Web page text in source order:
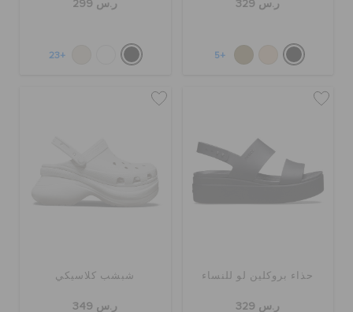
ر.س 329
+5
ر.س 299
+23
حذاء بروكلين لو للنساء
ر.س 329
شبشب كلاسيكي
ر.س 349